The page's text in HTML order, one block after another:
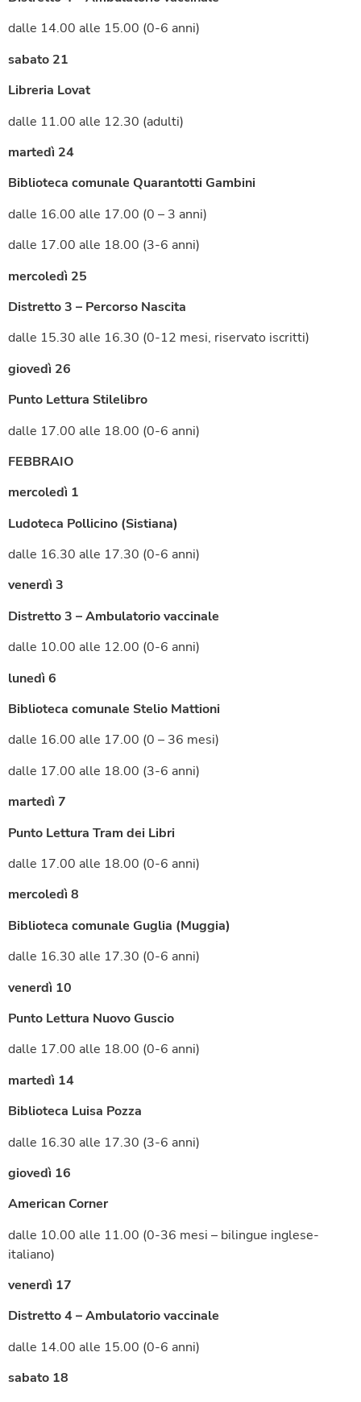
dalle 14.00 alle 15.00 (0-6 anni)
sabato 21
Libreria Lovat
dalle 11.00 alle 12.30 (adulti)
martedì 24
Biblioteca comunale Quarantotti Gambini
dalle 16.00 alle 17.00 (0 – 3 anni)
dalle 17.00 alle 18.00 (3-6 anni)
mercoledì 25
Distretto 3 – Percorso Nascita
dalle 15.30 alle 16.30 (0-12 mesi, riservato iscritti)
giovedì 26
Punto Lettura Stilelibro
dalle 17.00 alle 18.00 (0-6 anni)
FEBBRAIO
mercoledì 1
Ludoteca Pollicino (Sistiana)
dalle 16.30 alle 17.30 (0-6 anni)
venerdì 3
Distretto 3 – Ambulatorio vaccinale
dalle 10.00 alle 12.00 (0-6 anni)
lunedì 6
Biblioteca comunale Stelio Mattioni
dalle 16.00 alle 17.00 (0 – 36 mesi)
dalle 17.00 alle 18.00 (3-6 anni)
martedì 7
Punto Lettura Tram dei Libri
dalle 17.00 alle 18.00 (0-6 anni)
mercoledì 8
Biblioteca comunale Guglia (Muggia)
dalle 16.30 alle 17.30 (0-6 anni)
venerdì 10
Punto Lettura Nuovo Guscio
dalle 17.00 alle 18.00 (0-6 anni)
martedì 14
Biblioteca Luisa Pozza
dalle 16.30 alle 17.30 (3-6 anni)
giovedì 16
American Corner
dalle 10.00 alle 11.00 (0-36 mesi – bilingue inglese-
italiano)
venerdì 17
Distretto 4 – Ambulatorio vaccinale
dalle 14.00 alle 15.00 (0-6 anni)
sabato 18